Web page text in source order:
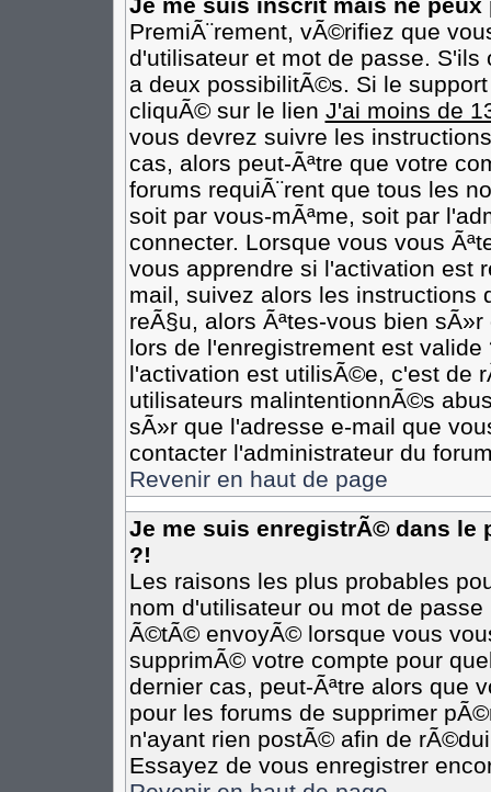
PremiÃ¨rement, vÃ©rifiez que
d'utilisateur et mot de passe.
a deux possibilitÃ©s. Si le
cliquÃ© sur le lien J'ai moins de
vous devrez suivre les
cas, alors peut-Ãªtre que votre
forums requiÃ¨rent que tous les
soit par vous-mÃªme, soit par
connecter. Lorsque vous vous
vous apprendre si l'activation est
mail, suivez alors les instructions
reÃ§u, alors Ãªtes-vous bien
lors de l'enregistrement est
l'activation est utilisÃ©e, c'est de
utilisateurs malintentionnÃ©s
sÃ»r que l'adresse e-mail que
contacter l'administrateur du
Revenir en haut de page
Je me suis enregistrÃ© dans le
?!
Les raisons les plus probables
nom d'utilisateur ou mot de
Ã©tÃ© envoyÃ© lorsque vous
supprimÃ© votre compte pour
dernier cas, peut-Ãªtre alors que
pour les forums de supprimer
n'ayant rien postÃ© afin de
Essayez de vous enregistrer